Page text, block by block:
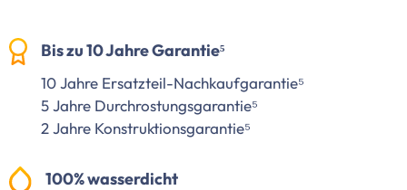
Bis zu 10 Jahre Garantie⁵
10 Jahre Ersatzteil-Nachkaufgarantie⁵
5 Jahre Durchrostungsgarantie⁵
2 Jahre Konstruktionsgarantie⁵
100% wasserdicht